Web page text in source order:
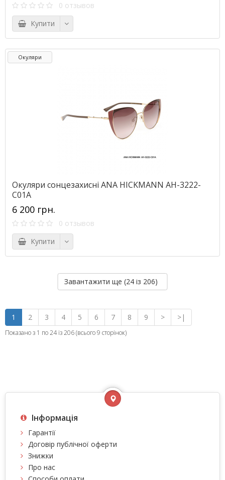
0 отзывов
Купити
Окуляри
Окуляри сонцезахисні ANA HICKMANN AH-3222-
C01A
6 200 грн.
0 отзывов
Купити
Завантажити ще (24із 206)
1 2 3 4 5 6 7 8 9 > >|
Показано з 1 по 24 із 206 (всього 9 сторінок)
Інформація
Гарантії
Договір публічної оферти
Знижки
Про нас